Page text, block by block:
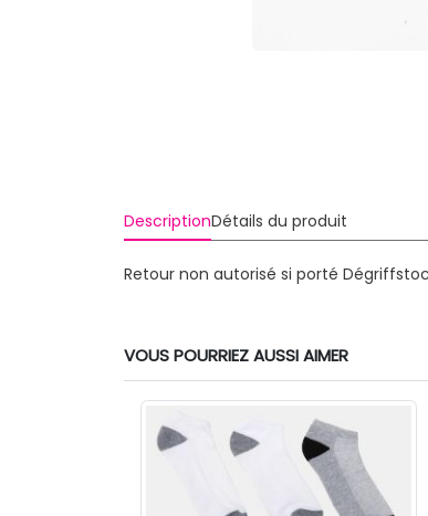
DescriptionDétails du produit
Retour non autorisé si porté
VOUS POURRIEZ AUSSI AIMER